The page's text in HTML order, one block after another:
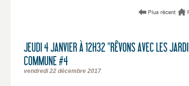
JEUDI 4 JANVIER À 12H32 "RÊVONS AVEC LES
COMMUNE #4
vendredi 22 décembre 2017